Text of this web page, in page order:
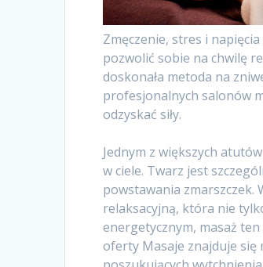
Zmęczenie, stres i
pozwolić sobie na chwilę
doskonała metoda na
profesjonalnych salonów
odzyskać siły.
Jednym z większych
w ciele. Twarz jest
powstawania zmarszczek.
relaksacyjną, która nie
energetycznym, masaż
oferty Masaje znajduje się